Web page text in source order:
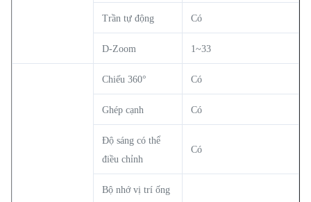
Trần tự động Có
D-Zoom 1~33
Chiếu 360° Có
Ghép cạnh Có
Độ sáng có thể
điều chỉnh
Có
Bộ nhớ vị trí ống